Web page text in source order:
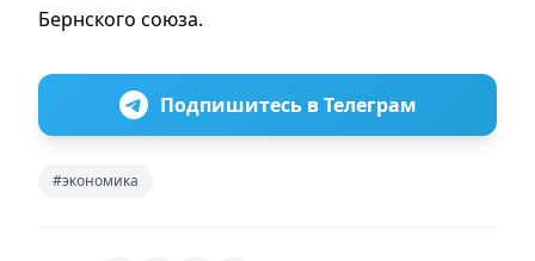
Бернского союза.
Подпишитесь в Телеграм
#экономика